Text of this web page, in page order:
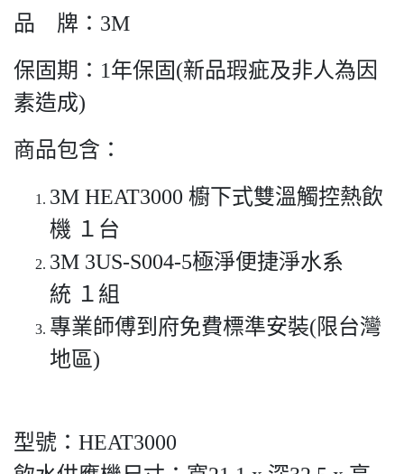
品 牌：3M
保固期：1年保固(新品瑕疵及非人為因
素造成)
商品包含：
3M HEAT3000 櫥下式雙溫觸控熱飲
機 １台
3M 3US-S004-5極淨便捷淨水系
統 １組
專業師傅到府免費標準安裝(限台灣
地區)
型號：HEAT3000